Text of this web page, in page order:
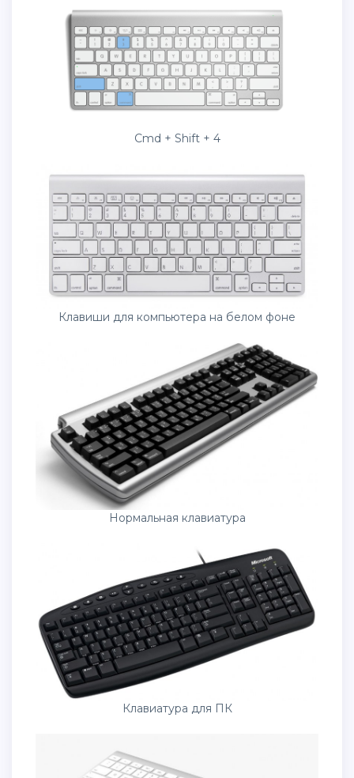
Cmd + Shift + 4
Клавиши для компьютера на белом фоне
Нормальная клавиатура
Клавиатура для ПК